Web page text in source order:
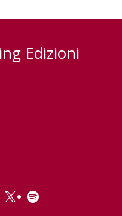
Edizioni
X Spotify